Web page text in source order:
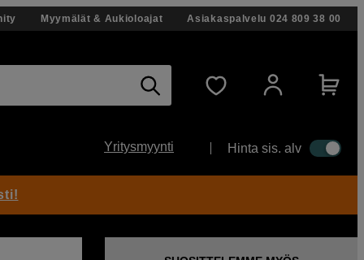
Myymälät & Aukioloajat Asiakaspalvelu 024 809 38 00
Yritysmyynti Hinta sis. alv